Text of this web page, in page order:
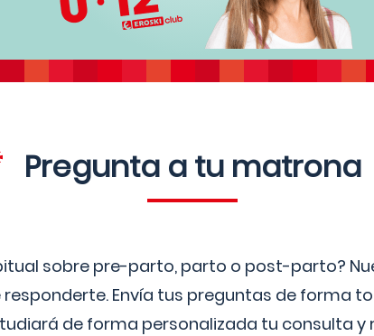
Pregunta a tu matrona
sobre pre-parto, parto o post-parto?
Envía tus preguntas de forma
de forma personalizada tu consulta y